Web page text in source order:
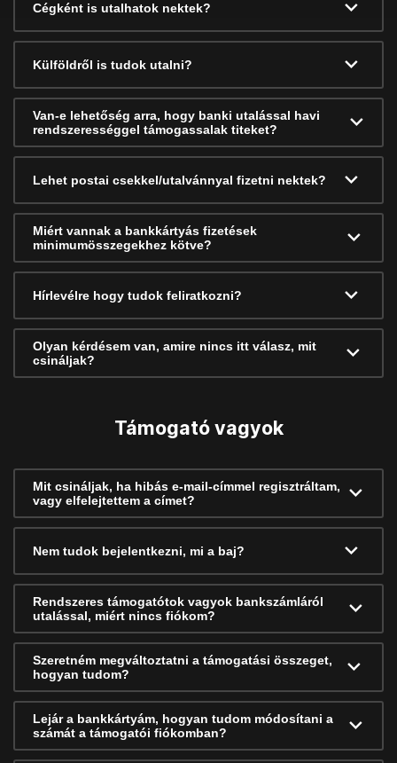
Cégként is utalhatok nektek?
Külföldről is tudok utalni?
Van-e lehetőség arra, hogy banki utalással havi
rendszerességgel támogassalak titeket?
Lehet postai csekkel/utalvánnyal fizetni nektek?
Miért vannak a bankkártyás fizetések
minimumösszegekhez kötve?
Hírlevélre hogy tudok feliratkozni?
Olyan kérdésem van, amire nincs itt válasz, mit
csináljak?
Támogató vagyok
Mit csináljak, ha hibás e-mail-címmel regisztráltam,
vagy elfelejtettem a címet?
Nem tudok bejelentkezni, mi a baj?
Rendszeres támogatótok vagyok bankszámláról
utalással, miért nincs fiókom?
Szeretném megváltoztatni a támogatási összeget,
hogyan tudom?
Lejár a bankkártyám, hogyan tudom módosítani a
számát a támogatói fiókomban?